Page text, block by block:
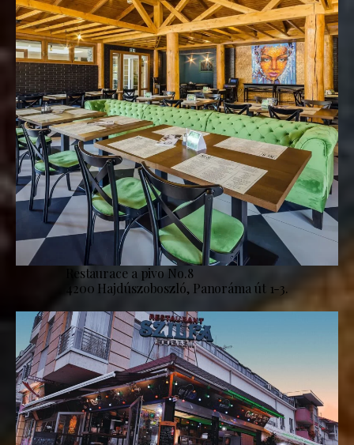
Restaurace a pivo No.8
4200 Hajdúszoboszló, Panoráma út 1-3.